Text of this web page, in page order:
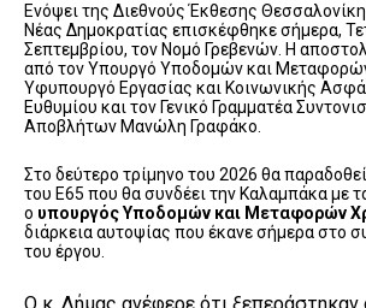
Ενόψει της Διεθνούς Έκθεσης
Νέας Δημοκρατίας επισκέφθηκε σήμερα,
Σεπτεμβρίου, τον Νομό Γρεβενών. Η
από τον Υπουργό Υποδομών και
Υφυπουργό Εργασίας και Κοινωνικής
Ευθυμίου και τον Γενικό Γραμματέα
Αποβλήτων Μανώλη Γραφάκο.
Στο δεύτερο τρίμηνο του 2026 θα
του Ε65 που θα συνδέει την Καλαμπάκα με
ο υπουργός Υποδομών και Μεταφορών
διάρκεια αυτοψίας που έκανε σήμερα στο
του έργου.